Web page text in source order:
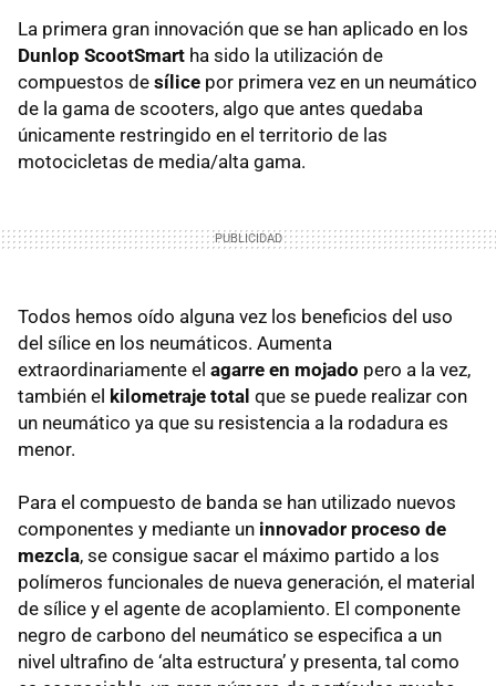
La primera gran innovación que se han aplicado en los
Dunlop ScootSmart ha sido la utilización de
compuestos de sílice por primera vez en un neumático
de la gama de scooters, algo que antes quedaba
únicamente restringido en el territorio de las
motocicletas de media/alta gama.
Todos hemos oído alguna vez los beneficios del uso
del sílice en los neumáticos. Aumenta
extraordinariamente el agarre en mojado pero a la vez,
también el kilometraje total que se puede realizar con
un neumático ya que su resistencia a la rodadura es
menor.
Para el compuesto de banda se han utilizado nuevos
componentes y mediante un innovador proceso de
mezcla, se consigue sacar el máximo partido a los
polímeros funcionales de nueva generación, el material
de sílice y el agente de acoplamiento. El componente
negro de carbono del neumático se especifica a un
nivel ultrafino de ‘alta estructura’ y presenta, tal como